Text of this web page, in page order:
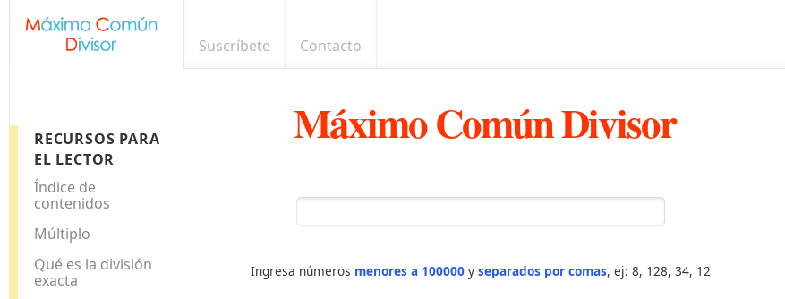
Suscríbete Contacto
RECURSOS PARA
EL LECTOR
Índice de
contenidos
Múltiplo
Qué es la división
exacta
Máximo Común Divisor
Ingresa números menores a 100000y separados por comas, ej: 8, 128, 34, 12